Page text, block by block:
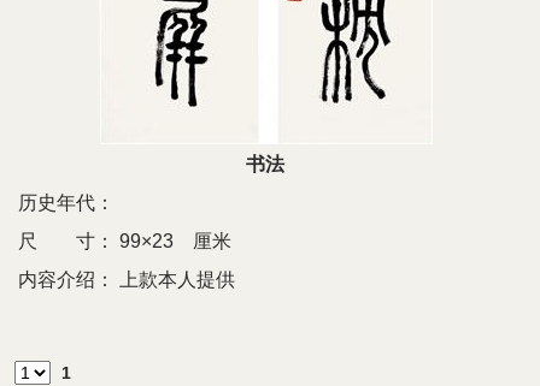
书法
历史年代：
尺 寸：
99×23 厘米
内容介绍：
上款本人提供
1